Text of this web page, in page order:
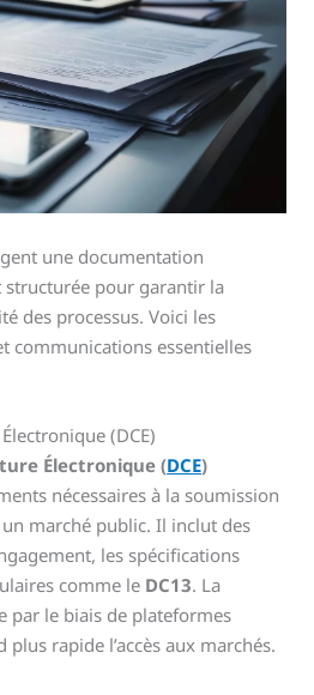
une documentation
pour garantir la
des processus. Voici les
communications essentielles
(DCE)
Électronique (DCE)
nécessaires à la soumission
marché public. Il inclut des
les spécifications
comme le DC13. La
par le biais de plateformes
rapide l’accès aux marchés.